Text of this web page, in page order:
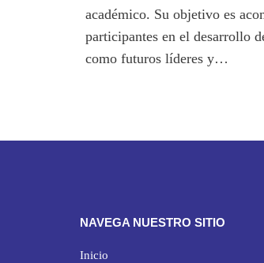
académico. Su objetivo es
participantes en el desarrollo
como futuros líderes y…
NAVEGA NUESTRO SITIO
Inicio